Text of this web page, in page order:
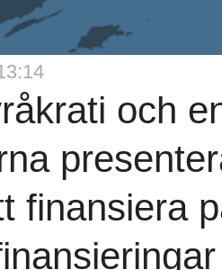
och
finansiera